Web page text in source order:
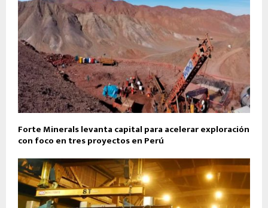
Forte Minerals levanta capital para acelerar exploración
con foco en tres proyectos en Perú